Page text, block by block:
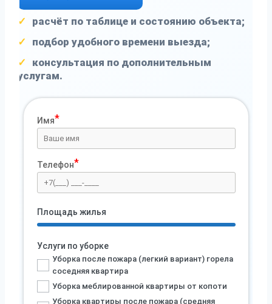
расчёт по таблице и состоянию объекта;
подбор удобного времени выезда;
консультация по дополнительным
услугам.
Имя
Телефон
Площадь жилья
Услуги по уборке
Уборка после пожара (легкий вариант) горела
соседняя квартира
Уборка меблированной квартиры от копоти
Уборка квартиры после пожара (средняя